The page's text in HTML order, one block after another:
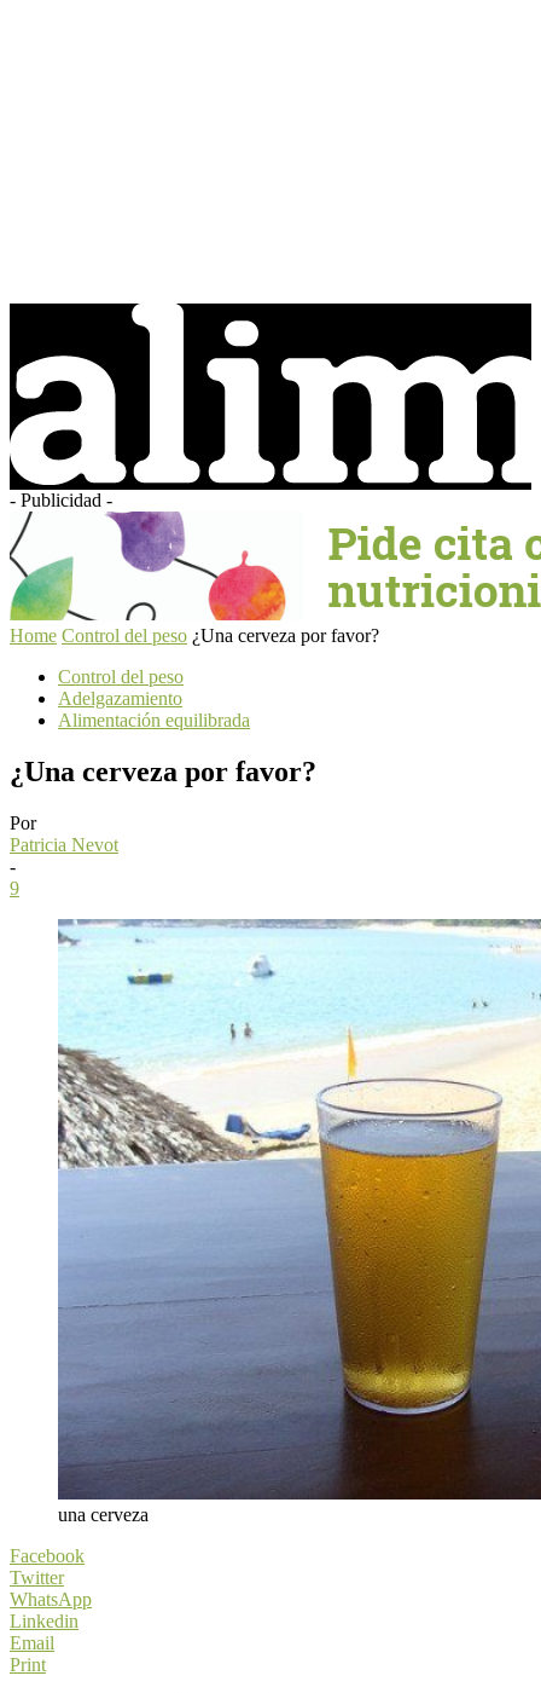
- Publicidad -
Home Control del peso ¿Una cerveza por favor?
Control del peso
Adelgazamiento
Alimentación equilibrada
¿Una cerveza por favor?
Por
Patricia Nevot
-
9
una cerveza
Facebook
Twitter
WhatsApp
Linkedin
Email
Print